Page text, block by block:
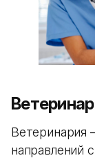
Ветеринария
направлений